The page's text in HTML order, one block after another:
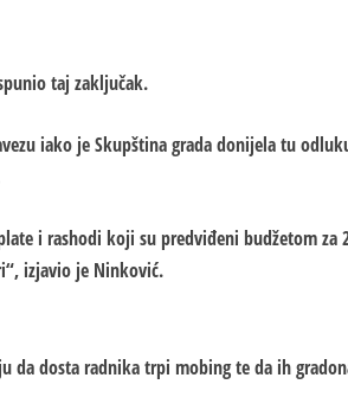
taj zaključak.
iako je Skupština grada donijela tu
i rashodi koji su predviđeni budžetom
izjavio je Ninković.
da dosta radnika trpi mobing te da ih